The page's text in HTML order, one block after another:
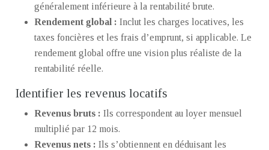
généralement inférieure à la rentabilité brute.
Rendement global : Inclut les charges locatives, les
taxes foncières et les frais d’emprunt, si applicable. Le
rendement global offre une vision plus réaliste de la
rentabilité réelle.
Identifier les revenus locatifs
Revenus bruts : Ils correspondent au loyer mensuel
multiplié par 12 mois.
Revenus nets : Ils s’obtiennent en déduisant les